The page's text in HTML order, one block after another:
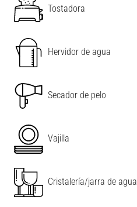
Tostadora
Hervidor de agua
Secador de pelo
Vajilla
Cristalería/jarra de agua